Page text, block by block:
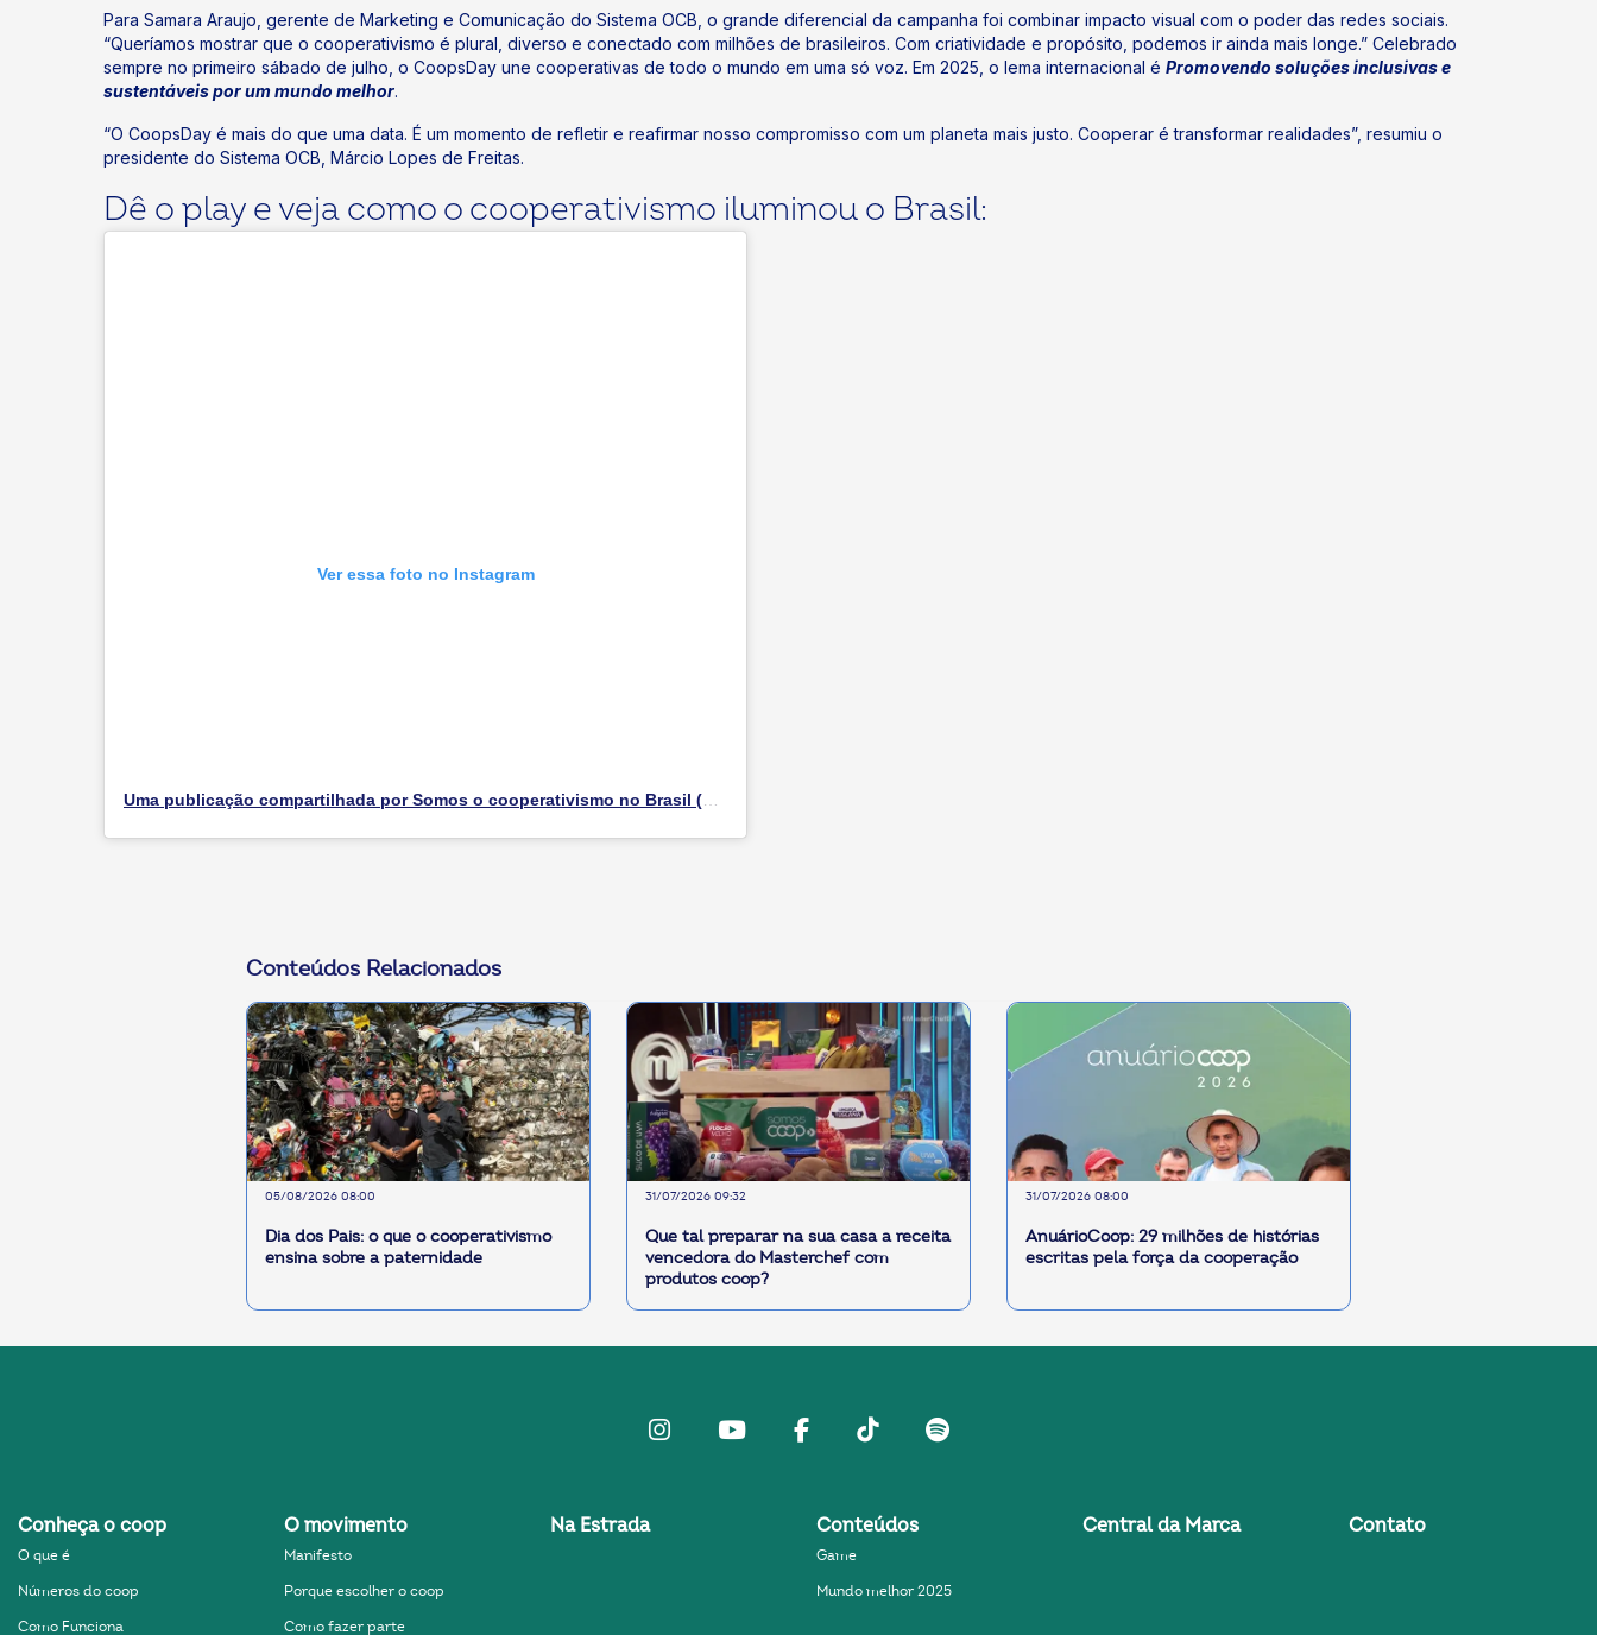
Para Samara Araujo, gerente de Marketing e Comunicação do Sistema OCB, o grande diferencial da campanha foi combinar impacto visual com o poder das redes sociais.
“Queríamos mostrar que o cooperativismo é plural, diverso e conectado com milhões de brasileiros. Com criatividade e propósito, podemos ir ainda mais longe.” Celebrado
sempre no primeiro sábado de julho, o CoopsDay une cooperativas de todo o mundo em uma só voz. Em 2025, o lema internacional é Promovendo soluções inclusivas e
sustentáveis por um mundo melhor.
“O CoopsDay é mais do que uma data. É um momento de refletir e reafirmar nosso compromisso com um planeta mais justo. Cooperar é transformar realidades”, resumiu o
presidente do Sistema OCB, Márcio Lopes de Freitas.
Dê o play e veja como o cooperativismo iluminou o Brasil:
Ver essa foto no Instagram
Conteúdos Relacionados
05/08/2026 08:00
Dia dos Pais: o que o cooperativismo
ensina sobre a paternidade
31/07/2026 09:32
Que tal preparar na sua casa a receita
vencedora do Masterchef com
produtos coop?
31/07/2026 08:00
AnuárioCoop: 29 milhões de histórias
escritas pela força da cooperação
InstagramYoutubefacebookTiktokSpotify
Conheça o coop
O que é
Números do coop
Como Funciona
O movimento
Manifesto
Porque escolher o coop
Como fazer parte
Na Estrada Conteúdos
Game
Mundo melhor 2025
Central da Marca Contato